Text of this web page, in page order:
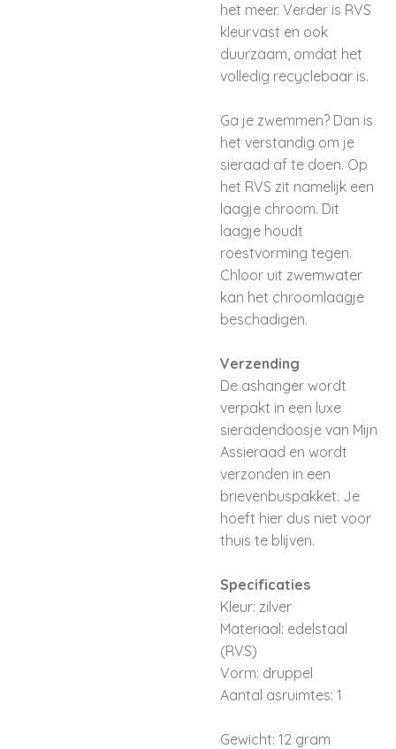
het meer. Verder is RVS
kleurvast en ook
duurzaam, omdat het
volledig recyclebaar is.
Ga je zwemmen? Dan is
het verstandig om je
sieraad af te doen. Op
het RVS zit namelijk een
laagje chroom. Dit
laagje houdt
roestvorming tegen.
Chloor uit zwemwater
kan het chroomlaagje
beschadigen.
Verzending
De ashanger wordt
verpakt in een luxe
sieradendoosje van Mijn
Assieraad en wordt
verzonden in een
brievenbuspakket. Je
hoeft hier dus niet voor
thuis te blijven.
Specificaties
Kleur: zilver
Materiaal: edelstaal
(RVS)
Vorm: druppel
Aantal asruimtes: 1
Gewicht: 12 gram